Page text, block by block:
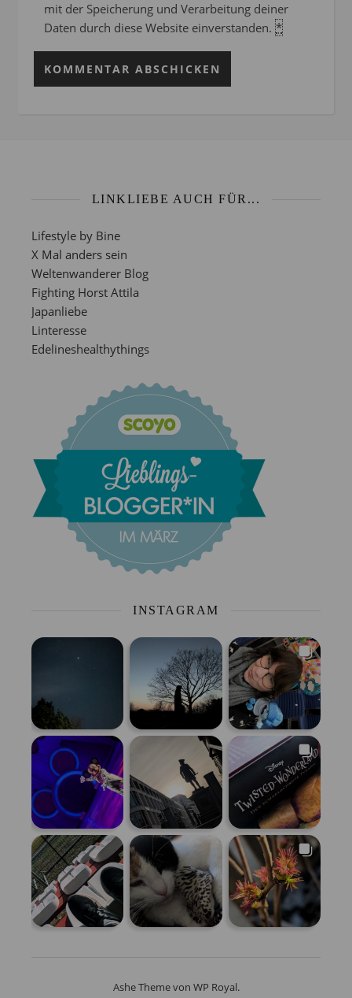
mit der Speicherung und Verarbeitung deiner
Daten durch diese Website einverstanden. *
LINKLIEBE AUCH FÜR...
Lifestyle by Bine
X Mal anders sein
Weltenwanderer Blog
Fighting Horst Attila
Japanliebe
Linteresse
Edelineshealthythings
INSTAGRAM
Ashe Theme von WP Royal.